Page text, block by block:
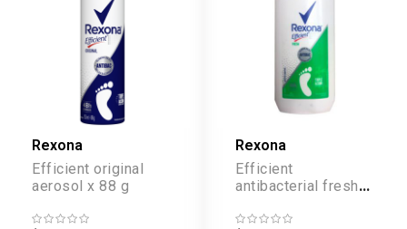
Rexona
Efficient original
aerosol x 88 g
Rexona
Efficient
antibacterial fresh